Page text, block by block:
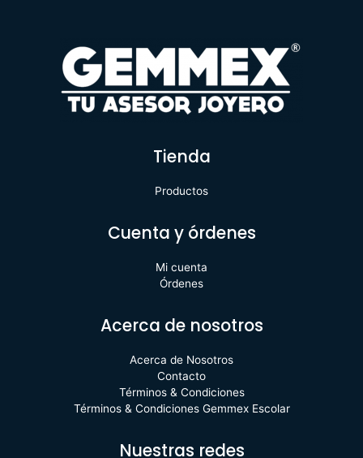
Tienda
Productos
Cuenta y órdenes
Mi cuenta
Órdenes
Acerca de nosotros
Acerca de Nosotros
Contacto
Términos & Condiciones
Términos & Condiciones Gemmex Escolar
Nuestras redes